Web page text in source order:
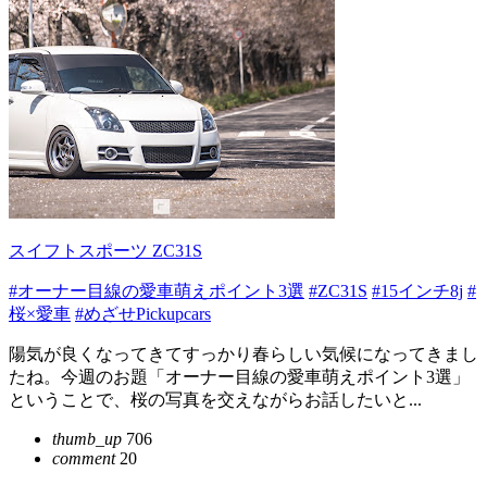
スイフトスポーツ ZC31S
#オーナー目線の愛車萌えポイント3選 #ZC31S #15インチ8j #
桜×愛車 #めざせPickupcars
陽気が良くなってきてすっかり春らしい気候になってきまし
たね。今週のお題「オーナー目線の愛車萌えポイント3選」
ということで、桜の写真を交えながらお話したいと...
thumb_up 706
comment20